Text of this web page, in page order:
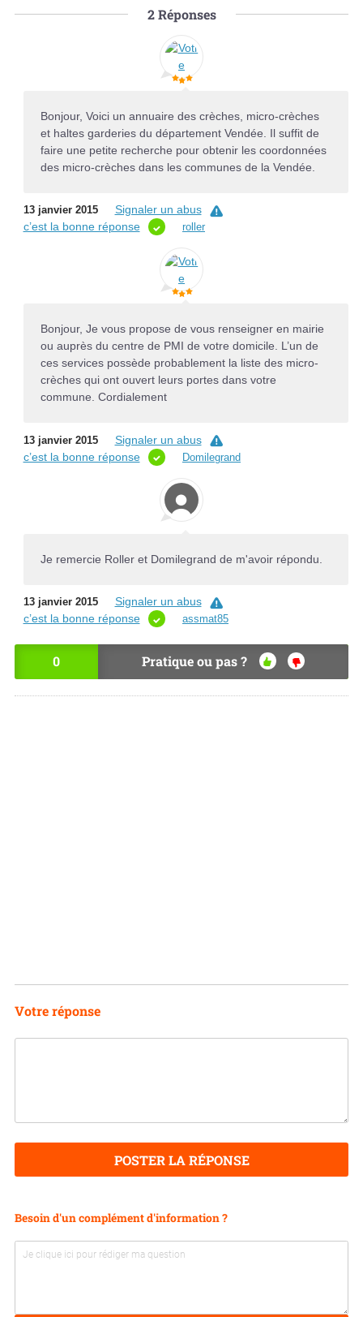
2Réponses
Bonjour, Voici un annuaire des crèches, micro-crèches
et haltes garderies du département Vendée. Il suffit de
faire une petite recherche pour obtenir les coordonnées
des micro-crèches dans les communes de la Vendée.
13 janvier 2015
Signaler un abus
c’est la bonne réponse
roller
Bonjour, Je vous propose de vous renseigner en mairie
ou auprès du centre de PMI de votre domicile. L’un de
ces services possède probablement la liste des micro-
crèches qui ont ouvert leurs portes dans votre
commune. Cordialement
13 janvier 2015
Signaler un abus
c’est la bonne réponse
Domilegrand
Je remercie Roller et Domilegrand de m'avoir répondu.
13 janvier 2015
Signaler un abus
c’est la bonne réponse
assmat85
0 Pratique ou pas ?
OU
I
NO
Votre réponse
POSTER LA RÉPONSE
Besoin d'un complément d'information ?